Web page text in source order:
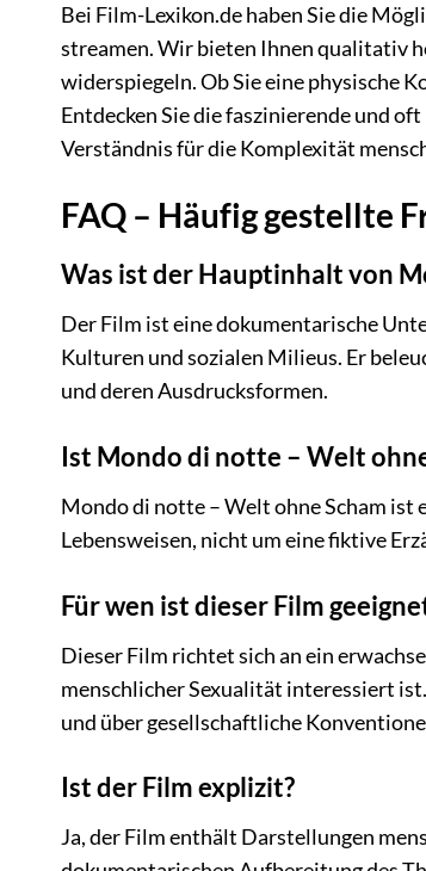
Bei Film-Lexikon.de haben Sie die
streamen. Wir bieten Ihnen qualitativ
widerspiegeln. Ob Sie eine physische
Entdecken Sie die faszinierende und
Verständnis für die Komplexität
FAQ – Häufig gestellte
Was ist der Hauptinhalt von
Der Film ist eine dokumentarische
Kulturen und sozialen Milieus. Er
und deren Ausdrucksformen.
Ist Mondo di notte – Welt
Mondo di notte – Welt ohne Scham ist
Lebensweisen, nicht um eine fiktive
Für wen ist dieser Film
Dieser Film richtet sich an ein
menschlicher Sexualität interessiert
und über gesellschaftliche
Ist der Film explizit?
Ja, der Film enthält Darstellungen